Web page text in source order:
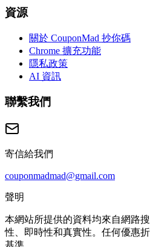
資源
關於 CouponMad 抄你碼
Chrome 擴充功能
隱私政策
AI 資訊
聯繫我們
寄信給我們
couponmadmad@gmail.com
聲明
本網站所提供的資料均來自網路
性、即時性和真實性。任何優惠